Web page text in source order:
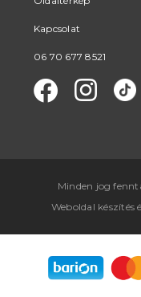
Kapcsolat
06 70 677 8521
Minden jog
Weboldal készítés